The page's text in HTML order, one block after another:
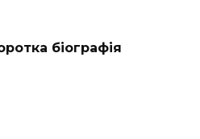
біографія